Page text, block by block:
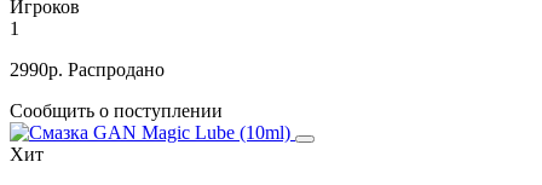
Игроков
1
2990р. Распродано
Сообщить о поступлении
Хит